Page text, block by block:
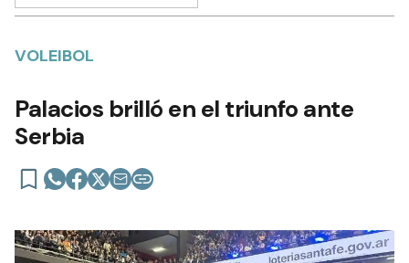
VOLEIBOL
Palacios brilló en el triunfo ante
Serbia